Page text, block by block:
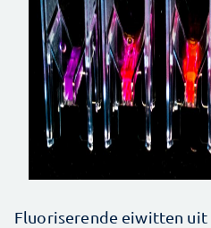
Fluoriserende eiwitten uit